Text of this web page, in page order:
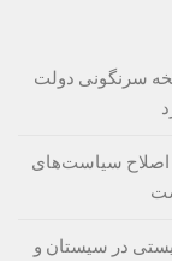
سرنگونی دولت
اصلاح سیاست‌های
در سیستان و